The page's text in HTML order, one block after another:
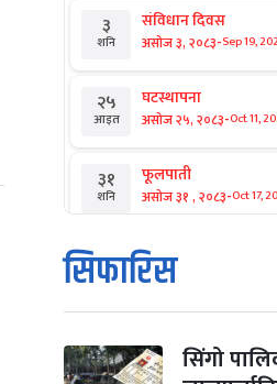
३
शनि
संविधान दिवस
असोज ३, २०८३-Sep 19,
२५
आइत
घटस्थापना
असोज २५, २०८३-Oct 11,
३१
शनि
फूलपाती
असोज ३१ , २०८३-Oct 17,
१
आइत
कार्तिक सङ्क्रान्ति
कार्तिक १, २०८३
मंगल कार्तिक ३, २०८३- Oct 20,
सिफारिस
सिंगो